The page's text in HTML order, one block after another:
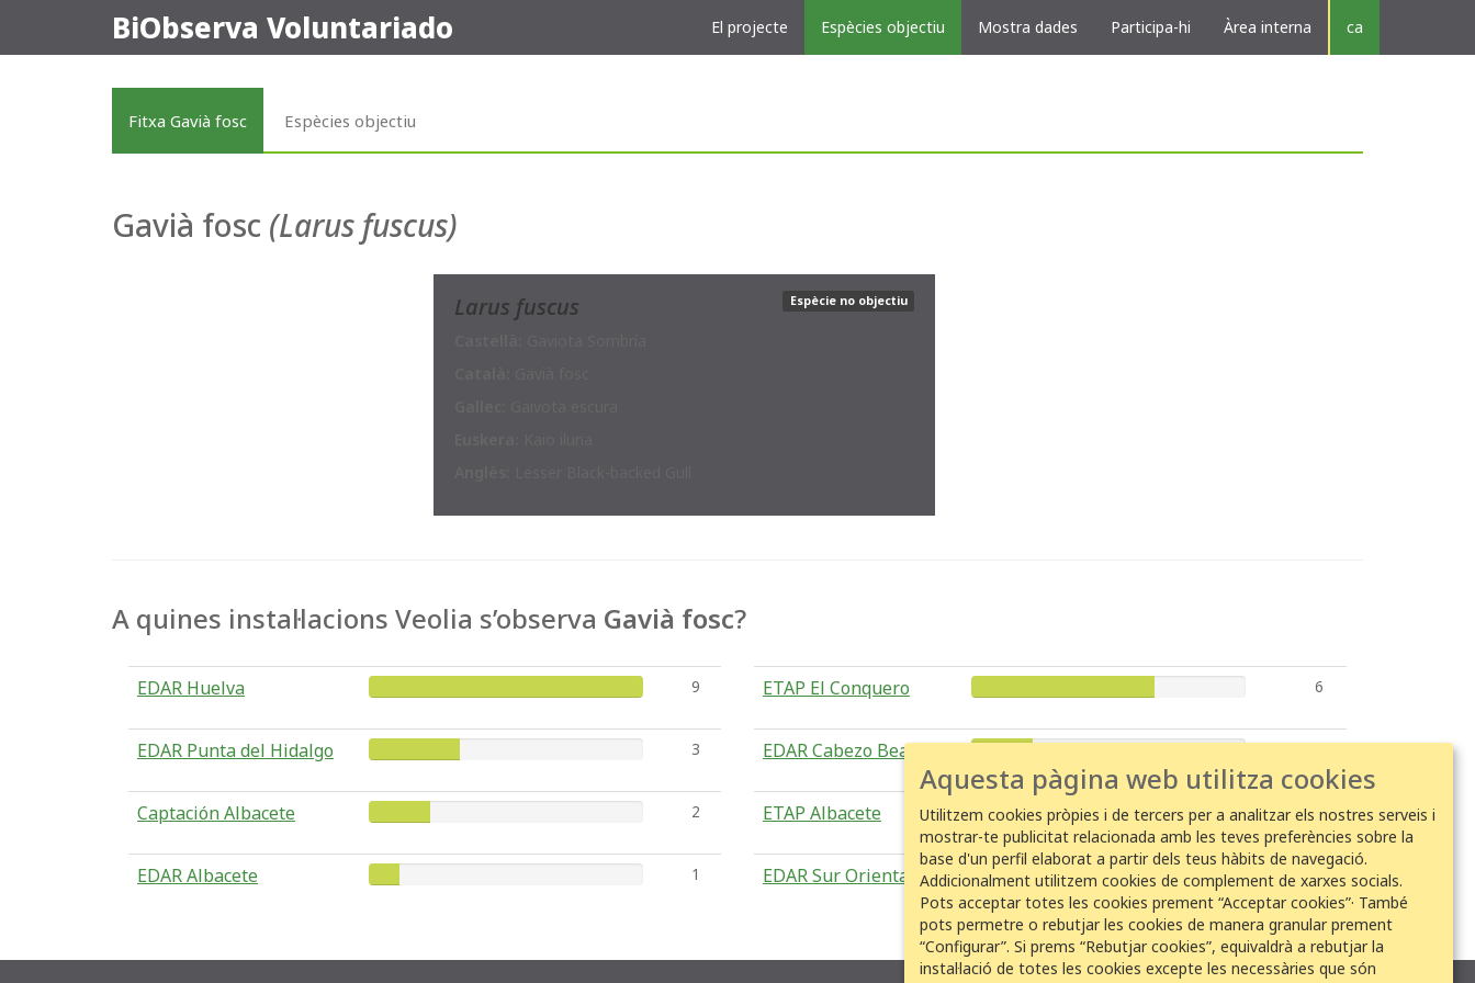
BiObserva Voluntariado El projecte Espècies objectiu Mostra dades Participa-hi Àrea interna ca
Fitxa Gavià fosc Espècies objectiu
Gavià fosc (Larus fuscus)
Larus fuscus Espècie no objectiu
A quines instal·lacions Veolia s’observa Gavià fosc?
EDAR Huelva 9
EDAR Punta del Hidalgo 3
Captación Albacete 2
EDAR Albacete 1
ETAP El Conquero 6
EDAR Cabezo Beaza 2
ETAP Albacete 1
EDAR Sur Oriental 1
Aquesta pàgina web utilitza cookies
Utilitzem cookies pròpies i de tercers per a analitzar els nostres serveis i
mostrar-te publicitat relacionada amb les teves preferències sobre la
base d'un perfil elaborat a partir dels teus hàbits de navegació.
Addicionalment utilitzem cookies de complement de xarxes socials.
Pots acceptar totes les cookies prement “Acceptar cookies”· També
pots permetre o rebutjar les cookies de manera granular prement
“Configurar”. Si prems “Rebutjar cookies”, equivaldrà a rebutjar la
instal·lació de totes les cookies excepte les necessàries que són